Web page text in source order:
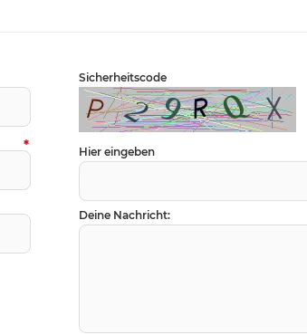
*
Sicherheitscode
Hier eingeben
Deine Nachricht: